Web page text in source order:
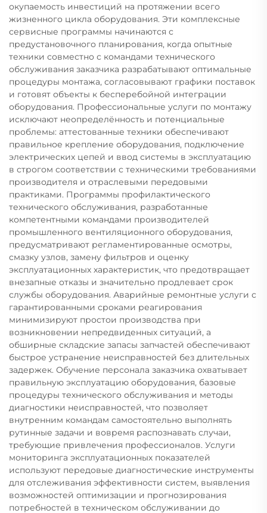
окупаемость инвестиций на протяжении всего
жизненного цикла оборудования. Эти комплексные
сервисные программы начинаются с
предустановочного планирования, когда опытные
техники совместно с командами технического
обслуживания заказчика разрабатывают оптимальные
процедуры монтажа, согласовывают графики поставок
и готовят объекты к бесперебойной интеграции
оборудования. Профессиональные услуги по монтажу
исключают неопределённость и потенциальные
проблемы: аттестованные техники обеспечивают
правильное крепление оборудования, подключение
электрических цепей и ввод системы в эксплуатацию
в строгом соответствии с техническими требованиями
производителя и отраслевыми передовыми
практиками. Программы профилактического
технического обслуживания, разработанные
компетентными командами производителей
промышленного вентиляционного оборудования,
предусматривают регламентированные осмотры,
смазку узлов, замену фильтров и оценку
эксплуатационных характеристик, что предотвращает
внезапные отказы и значительно продлевает срок
службы оборудования. Аварийные ремонтные услуги с
гарантированными сроками реагирования
минимизируют простои производства при
возникновении непредвиденных ситуаций, а
обширные складские запасы запчастей обеспечивают
быстрое устранение неисправностей без длительных
задержек. Обучение персонала заказчика охватывает
правильную эксплуатацию оборудования, базовые
процедуры технического обслуживания и методы
диагностики неисправностей, что позволяет
внутренним командам самостоятельно выполнять
рутинные задачи и вовремя распознавать случаи,
требующие привлечения профессионалов. Услуги
мониторинга эксплуатационных показателей
используют передовые диагностические инструменты
для отслеживания эффективности систем, выявления
возможностей оптимизации и прогнозирования
потребностей в техническом обслуживании до